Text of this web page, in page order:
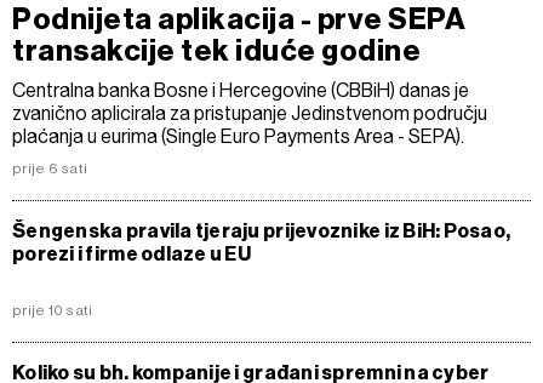
Podnijeta aplikacija - prve SEPA
transakcije tek iduće godine
Centralna banka Bosne i Hercegovine (CBBiH) danas je
zvanično aplicirala za pristupanje Jedinstvenom području
plaćanja u eurima (Single Euro Payments Area - SEPA).
prije 6 sati
Šengenska pravila tjeraju prijevoznike iz BiH: Posao,
porezi i firme odlaze u EU
prije 10 sati
Koliko su bh. kompanije i građani spremni na cyber